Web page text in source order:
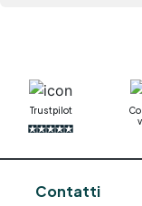
Trustpilot
Contatti